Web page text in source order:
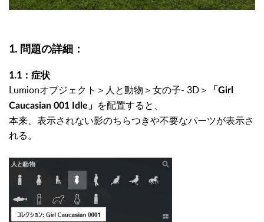
1. 問題の詳細：
1.1：症状
Lumionオブジェクト＞人と動物＞女の子- 3D＞
「Girl
Caucasian 001 Idle」
を配置すると、
本来、表示されない影のちらつきや不要なパーツが表示さ
れる。